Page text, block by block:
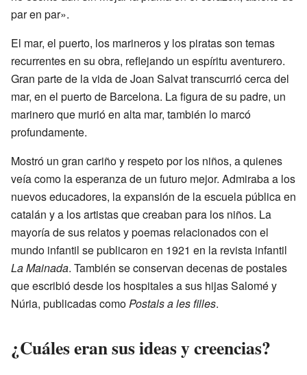
par en par».
El mar, el puerto, los marineros y los piratas son temas
recurrentes en su obra, reflejando un espíritu aventurero.
Gran parte de la vida de Joan Salvat transcurrió cerca del
mar, en el puerto de Barcelona. La figura de su padre, un
marinero que murió en alta mar, también lo marcó
profundamente.
Mostró un gran cariño y respeto por los niños, a quienes
veía como la esperanza de un futuro mejor. Admiraba a los
nuevos educadores, la expansión de la escuela pública en
catalán y a los artistas que creaban para los niños. La
mayoría de sus relatos y poemas relacionados con el
mundo infantil se publicaron en 1921 en la revista infantil
La Mainada. También se conservan decenas de postales
que escribió desde los hospitales a sus hijas Salomé y
Núria, publicadas comoPostals a les filles.
¿Cuáles eran sus ideas y creencias?